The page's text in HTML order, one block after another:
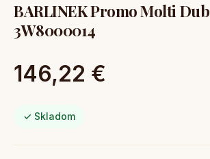
BARLINEK Promo Molti Dub
3W8000014
146,22 €
✓ Skladom